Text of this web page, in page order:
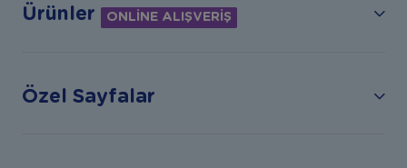
Ürünler ONLİNE ALIŞVERİŞ
Özel Sayfalar